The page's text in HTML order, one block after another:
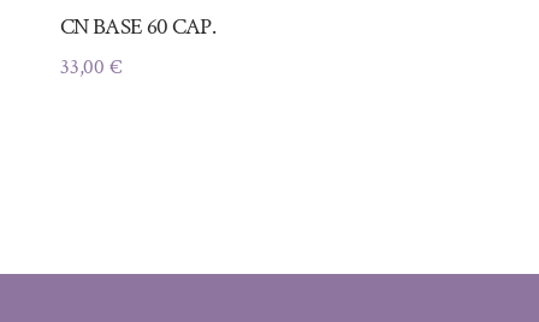
CN BASE 60 CAP.
33,00 €